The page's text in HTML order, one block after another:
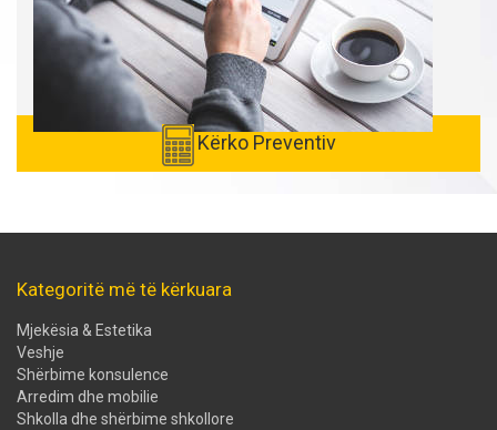
Kërko Preventiv
Kategoritë më të kërkuara
Mjekësia & Estetika
Veshje
Shërbime konsulence
Arredim dhe mobilie
Shkolla dhe shërbime shkollore